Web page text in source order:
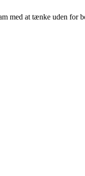
med at tænke uden for